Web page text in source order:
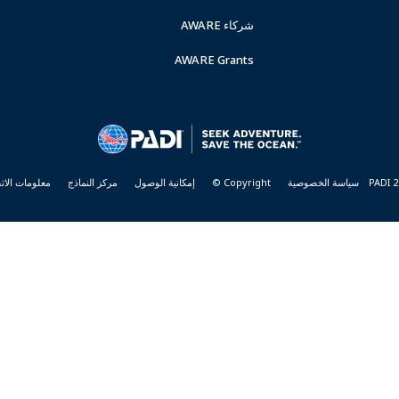
شركاء AWARE
AWARE Grants
سياسة الخصوصية Copyright © إمكانية الوصول مركز النماذج معلومات